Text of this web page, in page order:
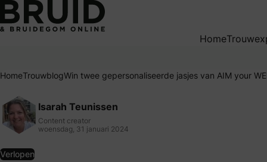
Win twee gepersonaliseerde jasjes van AIM your
Home
HomeTrouwblogWin twee gepersonaliseerde jasjes van AIM your
Isarah Teunissen
Content creator
woensdag, 31 januari 2024
Verlopen